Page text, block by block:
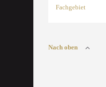
Fachgebiet
Nach oben